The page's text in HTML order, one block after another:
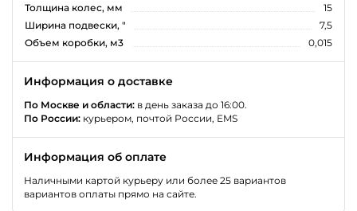
Толщина колес, мм
15
Ширина подвески, "
7,5
Объем коробки, м3
0,015
Информация о доставке
По Москве и области: в день заказа до 16:00.
По России: курьером, почтой России, EMS
Информация об оплате
Наличными картой курьеру или более 25 вариантов
вариантов оплаты прямо на сайте.